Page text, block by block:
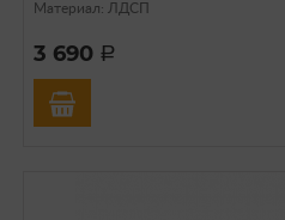
Материал: ЛДСП
3 690 a